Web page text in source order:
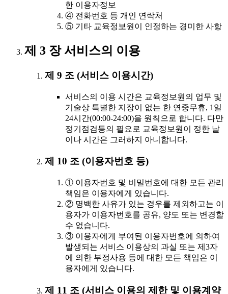
한 이용자정보
④ 전화번호 등 개인 연락처
⑤ 기타 교육정보원이 인정하는 경미한 사항
제 3 장 서비스의 이용
제 9 조 (서비스 이용시간)
서비스의 이용 시간은 교육정보원의 업무 및
기술상 특별한 지장이 없는 한 연중무휴, 1일
24시간(00:00-24:00)을 원칙으로 합니다. 다만
정기점검등의 필요로 교육정보원이 정한 날
이나 시간은 그러하지 아니합니다.
제 10 조 (이용자번호 등)
① 이용자번호 및 비밀번호에 대한 모든 관리
책임은 이용자에게 있습니다.
② 명백한 사유가 있는 경우를 제외하고는 이
용자가 이용자번호를 공유, 양도 또는 변경할
수 없습니다.
③ 이용자에게 부여된 이용자번호에 의하여
발생되는 서비스 이용상의 과실 또는 제3자
에 의한 부정사용 등에 대한 모든 책임은 이
용자에게 있습니다.
제 11 조 (서비스 이용의 제한 및 이용계약